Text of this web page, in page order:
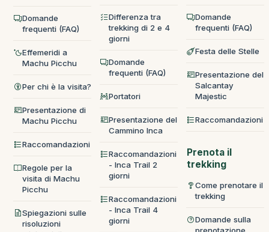
Domande
frequenti (FAQ)
Effemeridi a
Machu Picchu
Per chi è la visita?
Presentazione di
Machu Picchu
Raccomandazioni
Regole per la
visita di Machu
Picchu
Spiegazioni sulle
risoluzioni
Differenza tra
trekking di 2 e 4
giorni
Domande
frequenti (FAQ)
Portatori
Presentazione del
Cammino Inca
Raccomandazioni
- Inca Trail 2
giorni
Raccomandazioni
- Inca Trail 4
giorni
Domande
frequenti (FAQ)
Festa delle Stelle
Presentazione del
Salcantay
Majestic
Raccomandazioni
Prenota il
trekking
Come prenotare il
trekking
Domande sulla